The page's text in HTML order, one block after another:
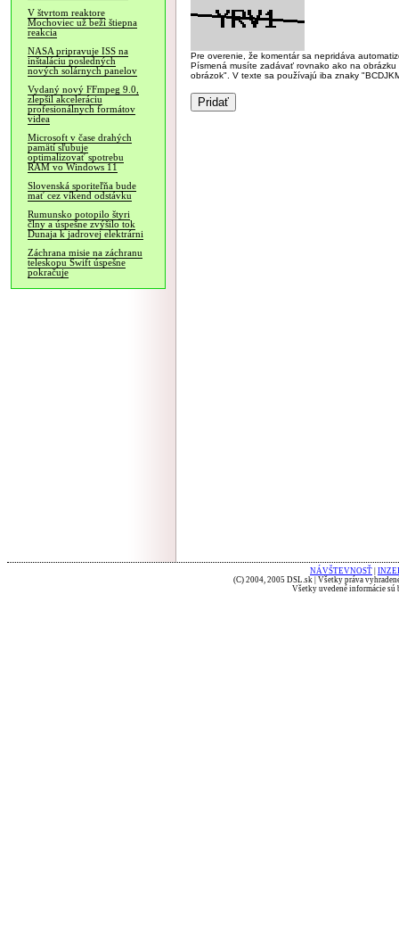
V štvrtom reaktore
Mochoviec už beží štiepna
reakcia
NASA pripravuje ISS na
inštaláciu posledných
nových solárnych panelov
Vydaný nový FFmpeg 9.0,
zlepšil akceleráciu
profesionálnych formátov
videa
Microsoft v čase drahých
pamätí sľubuje
optimalizovať spotrebu
RAM vo Windows 11
Slovenská sporiteľňa bude
mať cez víkend odstávku
Rumunsko potopilo štyri
člny a úspešne zvýšilo tok
Dunaja k jadrovej elektrárni
Záchrana misie na záchranu
teleskopu Swift úspešne
pokračuje
Pre overenie, že komentár sa nepridáva
Písmená musíte zadávať rovnako ako na
obrázok". V texte sa používajú iba znaky
NÁVŠTEVNOSŤ
(C) 2004, 2005 DSL.sk | Všetky práva
Všetky uvedené informácie sú